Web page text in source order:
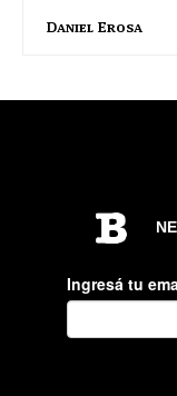
Daniel Erosa